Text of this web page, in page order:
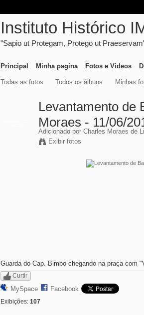
Instituto Histórico
"Sapio ut Protegam, Protego ut
Principal Minha pagina Fotos e Videos
Todas as fotos Todos os álbuns Minhas
Levantamento de
Moraes - 11/06/
Adicionado por Charles Moraes de
Exibir fotos
Guarda do Cap. Bimbo chegando na praça com
Curtir
MySpace Facebook
Exibições: 107